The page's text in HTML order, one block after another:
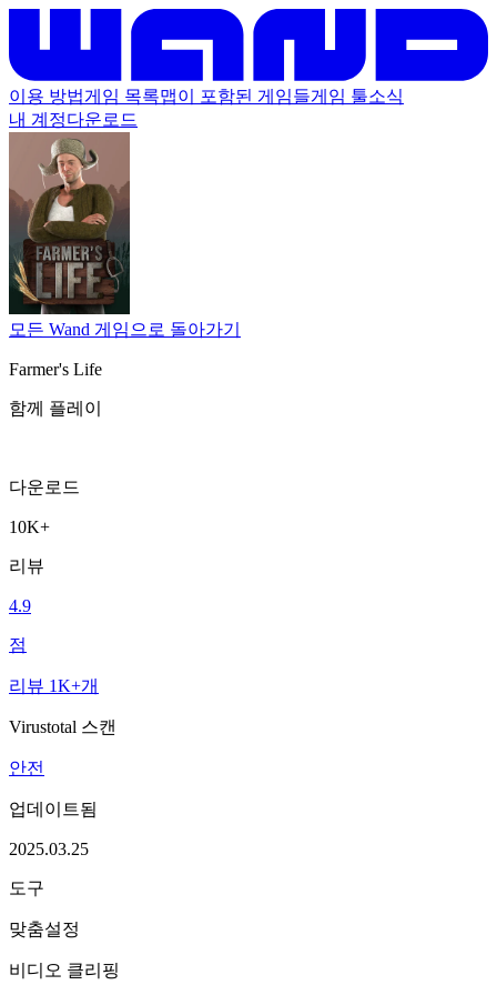
이용 방법게임 목록맵이 포함된 게임들게임 툴소식
내 계정다운로드
모든 Wand 게임으로 돌아가기
Farmer's Life
함께 플레이
다운로드
10K+
리뷰
4.9
점
리뷰 1K+개
Virustotal 스캔
안전
업데이트됨
2025.03.25
도구
맞춤설정
비디오 클리핑